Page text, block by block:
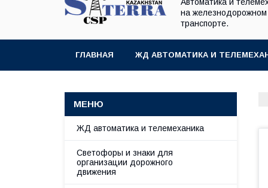
на железнодорожном
транспорте.
ГЛАВНАЯ ЖД АВТОМАТИКА И
ЖД автоматика и телемеханика
Светофоры и знаки для
организации дорожного
движения